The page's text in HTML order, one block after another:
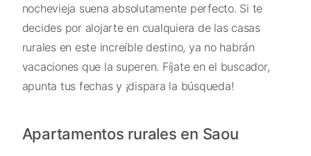
nochevieja suena absolutamente perfecto. Si te
decides por alojarte en cualquiera de las casas
rurales en este increíble destino, ya no habrán
vacaciones que la superen. Fíjate en el buscador,
apunta tus fechas y ¡dispara la búsqueda!
Apartamentos rurales en Saou